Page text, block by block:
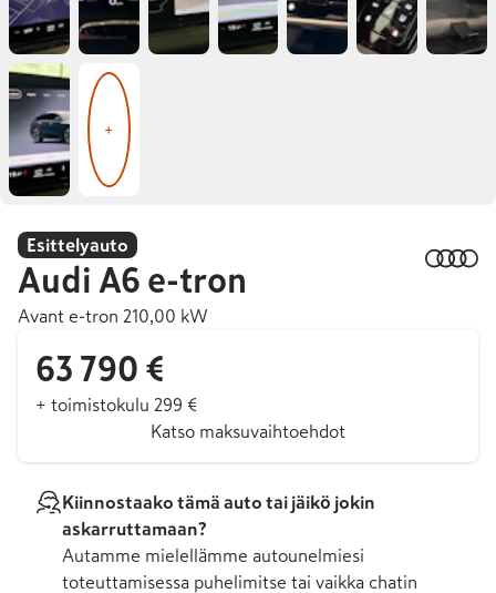
+
Esittelyauto
Audi A6 e-tron
Avant e-tron 210,00 kW
63 790 €
+ toimistokulu 299 €
Katso maksuvaihtoehdot
Kiinnostaako tämä auto tai jäikö jokin
askarruttamaan?
Autamme mielellämme autounelmiesi
toteuttamisessa puhelimitse tai vaikka chatin